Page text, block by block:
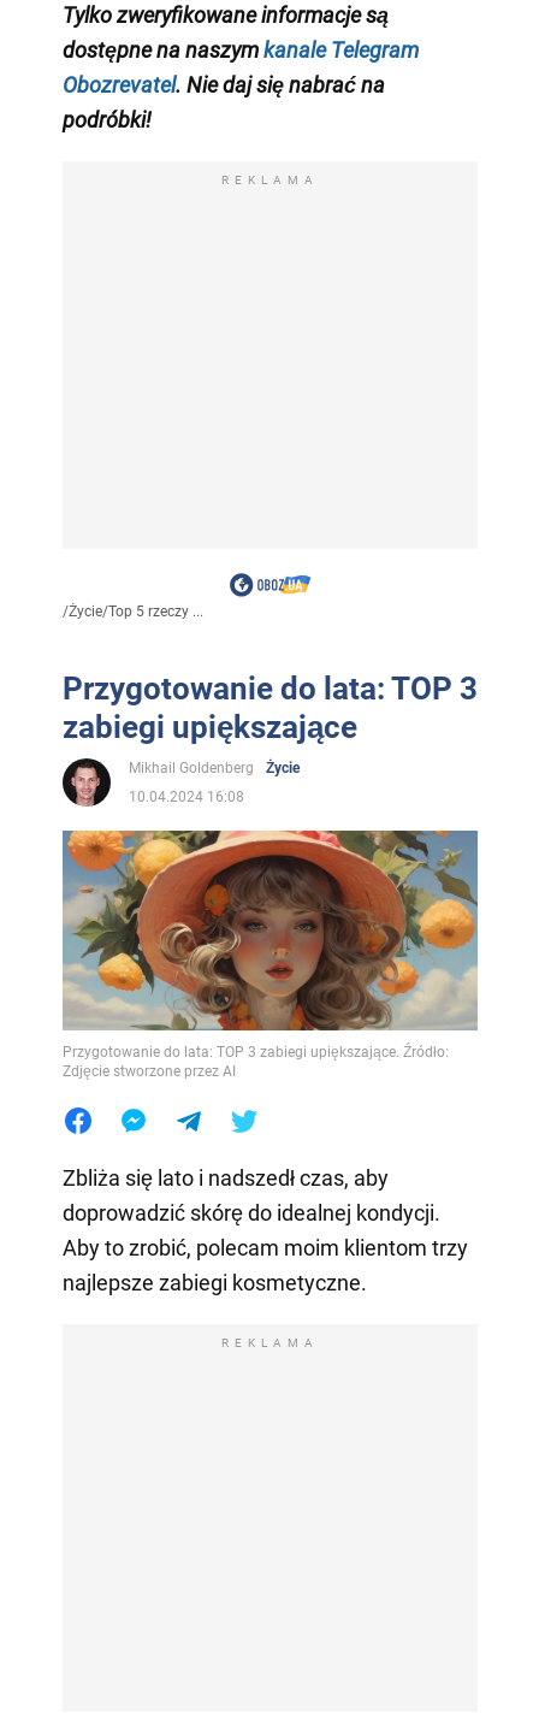
Tylko zweryfikowane informacje są
dostępne na naszymkanale Telegram
Obozrevatel. Nie daj się nabrać na
podróbki!
REKLAMA
/Życie/Top 5 rzeczy ...
Przygotowanie do lata: TOP 3
zabiegi upiększające
Mikhail Goldenberg
Życie
10.04.2024 16:08
Przygotowanie do lata: TOP 3 zabiegi upiększające. Źródło:
Zdjęcie stworzone przez AI
Zbliża się lato i nadszedł czas, aby
doprowadzić skórę do idealnej kondycji.
Aby to zrobić, polecam moim klientom trzy
najlepsze zabiegi kosmetyczne.
REKLAMA